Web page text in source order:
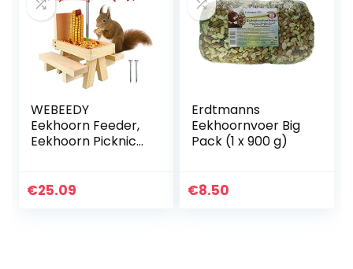
WEBEEDY
Eekhoorn Feeder,
Eekhoorn Picknick
Buiten Houden
€25.09
Erdtmanns
Eekhoornvoer Big
Pack (1 x 900 g)
€8.50